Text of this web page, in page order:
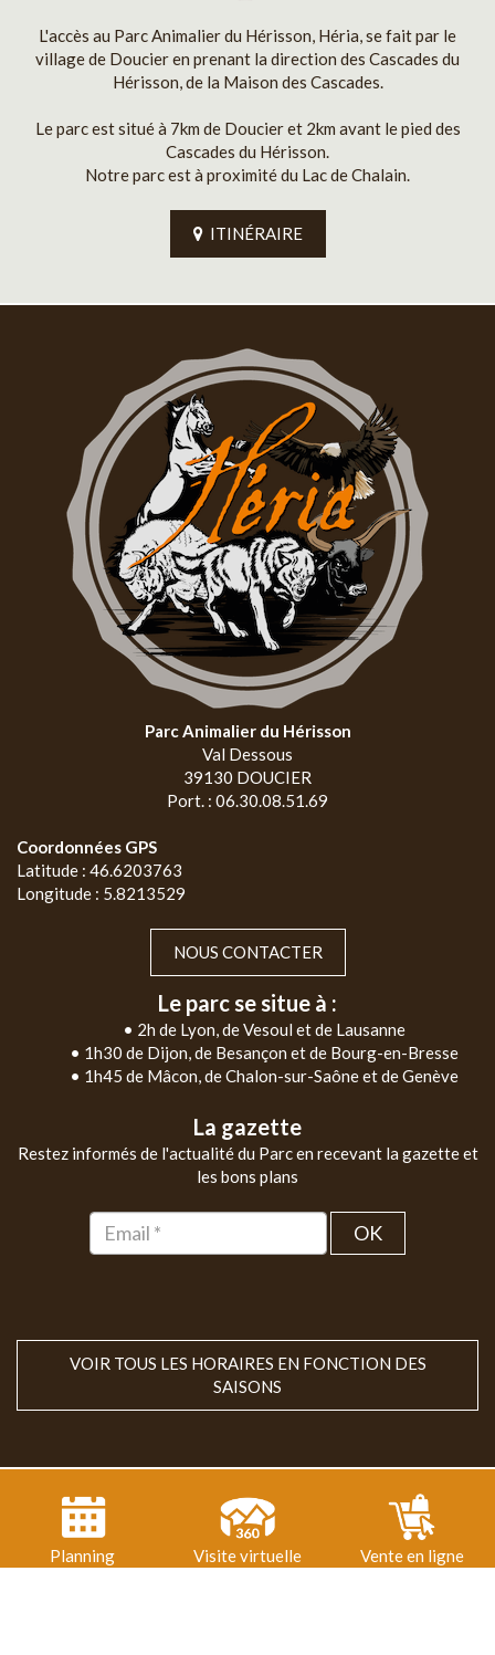
L'accès au Parc Animalier du Hérisson, Héria, se fait par le
village de Doucier en prenant la direction des Cascades du
Hérisson, de la Maison des Cascades.
Le parc est situé à 7km de Doucier et 2km avant le pied des
Cascades du Hérisson.
Notre parc est à proximité du Lac de Chalain.
ITINÉRAIRE
Parc Animalier du Hérisson
Val Dessous
39130 DOUCIER
Port. : 06.30.08.51.69
Coordonnées GPS
Latitude : 46.6203763
Longitude : 5.8213529
NOUS CONTACTER
Le parc se situe à :
• 2h de Lyon, de Vesoul et de Lausanne
• 1h30 de Dijon, de Besançon et de Bourg-en-Bresse
• 1h45 de Mâcon, de Chalon-sur-Saône et de Genève
La gazette
Restez informés de l'actualité du Parc en recevant la gazette et
les bons plans
OK
VOIR TOUS LES HORAIRES EN FONCTION DES
SAISONS
Planning
Visite virtuelle
Vente en ligne